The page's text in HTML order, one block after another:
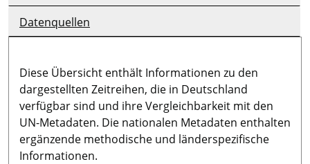
Datenquellen
Diese Übersicht enthält Informationen zu den
dargestellten Zeitreihen, die in Deutschland
verfügbar sind und ihre Vergleichbarkeit mit den
UN-Metadaten. Die nationalen Metadaten enthalten
ergänzende methodische und länderspezifische
Informationen.